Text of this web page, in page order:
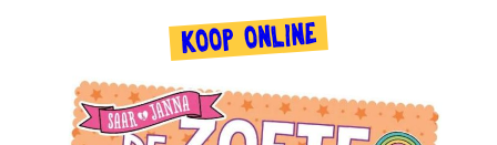
KOOP ONLINE